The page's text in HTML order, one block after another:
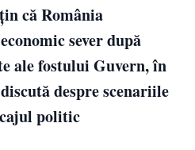
că România
sever după
ale fostului Guvern, în
despre scenariile
politic